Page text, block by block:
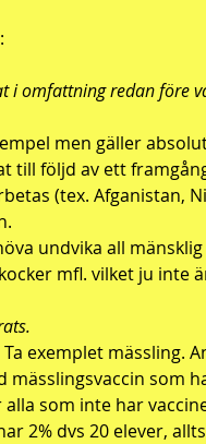
i omfattning redan före
men gäller
till följd av ett
(tex. Afganistan,
undvika all
mfl. vilket ju inte
exemplet mässling.
som
som inte har
2% dvs 20 elever,